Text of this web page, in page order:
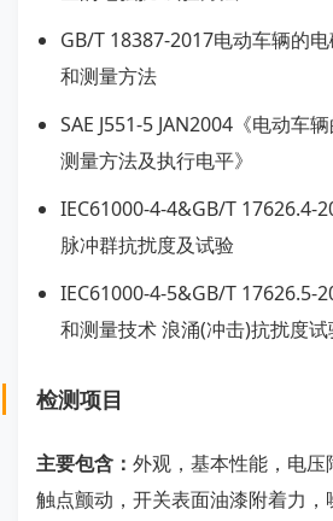
GB/T 18387-2017电动车辆的
和测量方法
SAE J551-5 JAN2004《电动车
测量方法及执行电平》
IEC61000-4-4&GB/T 17626.4-
脉冲群抗扰度及试验
IEC61000-4-5&GB/T 17626.5-
和测量技术 浪涌(冲击)抗扰度试
检测项目
主要包含： 外观，基本性能，电
触点颤动，开关表面油漆附着力